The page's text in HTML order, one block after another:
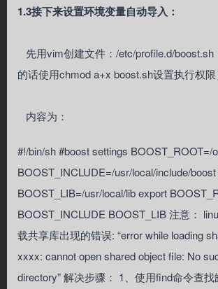
1.3接下来设置环境变量自动导入：
先用vim创建文件：/etc/profile.d/boost.sh
的话使用chmod a+x boost.sh设置执行权限
内容为：
#!/bin/sh #boost settings BOOST_ROOT=/
BOOST_INCLUDE=/usr/local/include/boost
BOOST_LIB=/usr/local/lib export
BOOST_INCLUDE BOOST_LIB 注意：
载共享库出现的错误: “error while loading
xxxx: cannot open shared object file: No
directory” 解决步骤： 1、使用find命令查